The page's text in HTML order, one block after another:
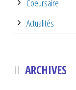
Coeursaire
Actualités
ARCHIVES